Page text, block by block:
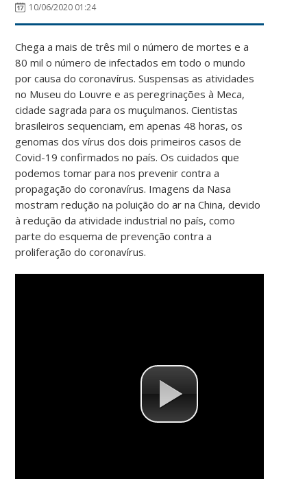
10/06/2020 01:24
Chega a mais de três mil o número de mortes e a
80 mil o número de infectados em todo o mundo
por causa do coronavírus. Suspensas as atividades
no Museu do Louvre e as peregrinações à Meca,
cidade sagrada para os muçulmanos. Cientistas
brasileiros sequenciam, em apenas 48 horas, os
genomas dos vírus dos dois primeiros casos de
Covid-19 confirmados no país. Os cuidados que
podemos tomar para nos prevenir contra a
propagação do coronavírus. Imagens da Nasa
mostram redução na poluição do ar na China, devido
à redução da atividade industrial no país, como
parte do esquema de prevenção contra a
proliferação do coronavírus.